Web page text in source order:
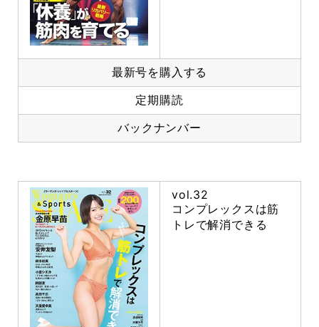
最新号を購入する
定期購読
バックナンバー
vol.32
コンプレックスは筋
トレで解消できる